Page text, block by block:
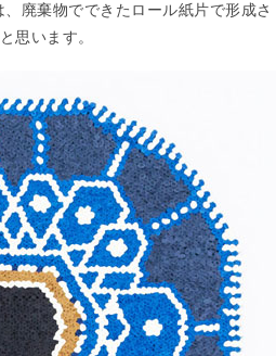
廃棄物でできたロール紙片で形成さ
思います。